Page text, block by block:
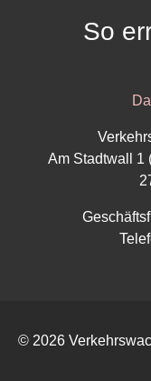
So
Am Stadtwall 1
© 2026